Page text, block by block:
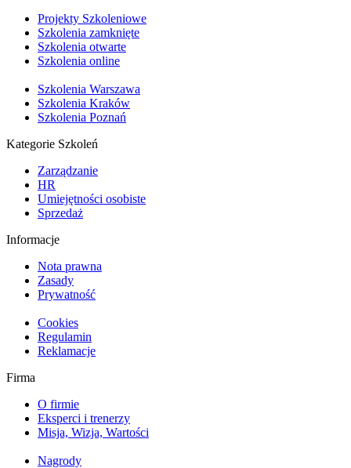
Projekty Szkoleniowe
Szkolenia zamknięte
Szkolenia otwarte
Szkolenia online
Szkolenia Warszawa
Szkolenia Kraków
Szkolenia Poznań
Kategorie Szkoleń
Zarządzanie
HR
Umiejętności osobiste
Sprzedaż
Informacje
Nota prawna
Zasady
Prywatność
Cookies
Regulamin
Reklamacje
Firma
O firmie
Eksperci i trenerzy
Misja, Wizja, Wartości
Nagrody